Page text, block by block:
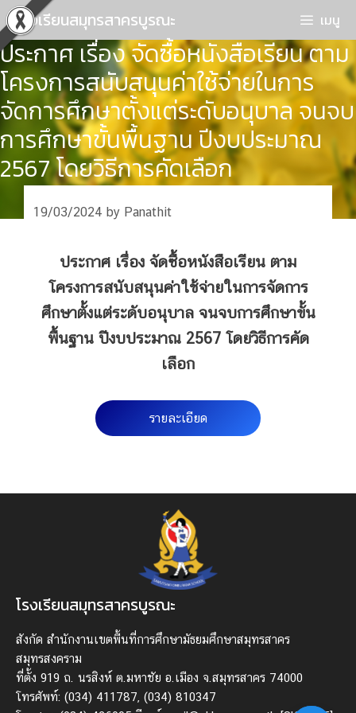
Skip
to
content
โรงเรียนสมุทรสาครบูรณะ เมนู
ประกาศ เรื่อง จัดซื้อหนังสือเรียน ตาม
โครงการสนับสนุนค่าใช้จ่ายในการ
จัดการศึกษาตั้งแต่ระดับอนุบาล จนจบ
การศึกษาขั้นพื้นฐาน ปีงบประมาณ
2567 โดยวิธีการคัดเลือก
19/03/2024 by Panathit
ประกาศ เรื่อง จัดซื้อหนังสือเรียน ตาม
โครงการสนับสนุนค่าใช้จ่ายในการจัดการ
ศึกษาตั้งแต่ระดับอนุบาล จนจบการศึกษาขั้น
พื้นฐาน ปีงบประมาณ 2567 โดยวิธีการคัด
เลือก
รายละเอียด
โรงเรียนสมุทรสาครบูรณะ
สังกัด สํานักงานเขตพื้นที่การศึกษามัธยมศึกษาสมุทรสาคร
สมุทรสงคราม
ที่ตั้ง 919 ถ. นรสิงห์ ต.มหาชัย อ.เมือง จ.สมุทรสาคร 74000
โทรศัพท์: (034) 411787, (034) 810347